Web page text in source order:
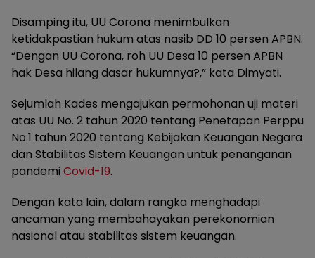
Disamping itu, UU Corona menimbulkan
ketidakpastian hukum atas nasib DD 10 persen APBN.
“Dengan UU Corona, roh UU Desa 10 persen APBN
hak Desa hilang dasar hukumnya?,” kata Dimyati.
Sejumlah Kades mengajukan permohonan uji materi
atas UU No. 2 tahun 2020 tentang Penetapan Perppu
No.1 tahun 2020 tentang Kebijakan Keuangan Negara
dan Stabilitas Sistem Keuangan untuk penanganan
pandemi Covid-19.
Dengan kata lain, dalam rangka menghadapi
ancaman yang membahayakan perekonomian
nasional atau stabilitas sistem keuangan.